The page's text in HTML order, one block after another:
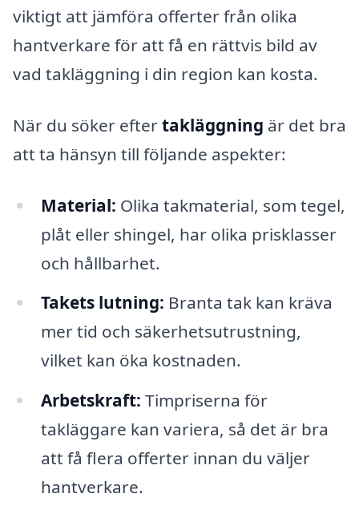
viktigt att jämföra offerter från olika
hantverkare för att få en rättvis bild av
vad takläggning i din region kan kosta.
När du söker eftertakläggning är det bra
att ta hänsyn till följande aspekter:
Material: Olika takmaterial, som tegel,
plåt eller shingel, har olika prisklasser
och hållbarhet.
Takets lutning: Branta tak kan kräva
mer tid och säkerhetsutrustning,
vilket kan öka kostnaden.
Arbetskraft: Timpriserna för
takläggare kan variera, så det är bra
att få flera offerter innan du väljer
hantverkare.